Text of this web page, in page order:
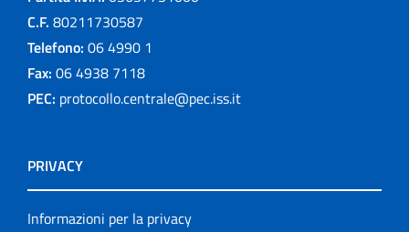
C.F. 80211730587
Telefono: 06 4990 1
Fax: 06 4938 7118
PEC: protocollo.centrale@pec.iss.it
PRIVACY
Informazioni per la privacy